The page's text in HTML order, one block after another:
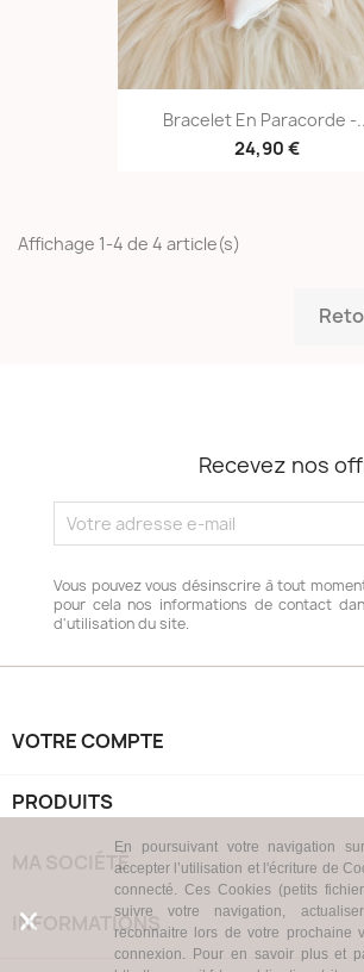
Bracelet En Paracorde -
24,90 €
Affichage 1-4 de 4 article(s)
Recevez nos
Vous pouvez vous désinscrire à tout
pour cela nos informations de contact
d'utilisation du site.
VOTRE COMPTE
En poursuivant votre navigation
accepter l’utilisation et l'écriture de
connecté. Ces Cookies (petits
suivre votre navigation,
reconnaitre lors de votre prochaine
connexion. Pour en savoir plus et
PRODUITS
MA SOCIÉTÉ
INFORMATIONS